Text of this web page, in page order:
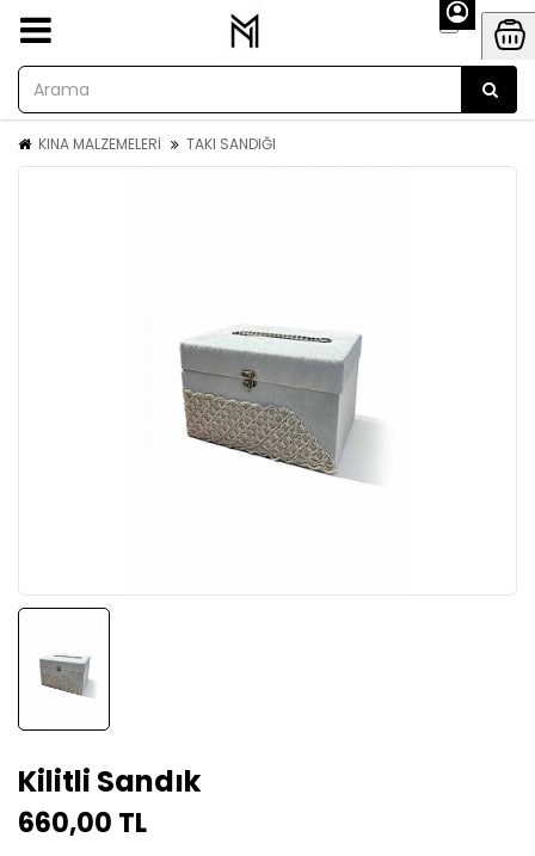
KINA MALZEMELERİ TAKI SANDIĞI
Kilitli Sandık
660,00 TL